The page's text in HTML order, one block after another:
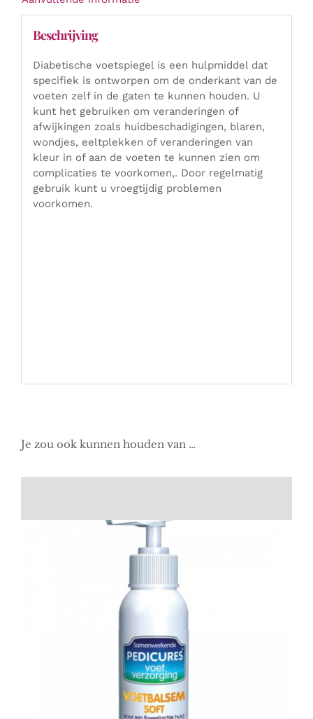
Beschrijving
Diabetische voetspiegel is een hulpmiddel dat
specifiek is ontworpen om de onderkant van de
voeten zelf in de gaten te kunnen houden. U
kunt het gebruiken om veranderingen of
afwijkingen zoals huidbeschadigingen, blaren,
wondjes, eeltplekken of veranderingen van
kleur in of aan de voeten te kunnen zien om
complicaties te voorkomen,. Door regelmatig
gebruik kunt u vroegtijdig problemen
voorkomen.
Je zou ook kunnen houden van …